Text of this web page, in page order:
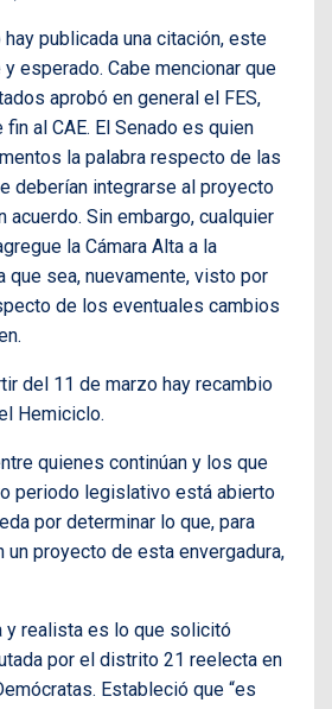
hay publicada una citación, este
esperado. Cabe mencionar que
aprobó en general el FES,
al CAE. El Senado es quien
la palabra respecto de las
deberían integrarse al proyecto
acuerdo. Sin embargo, cualquier
la Cámara Alta a la
que sea, nuevamente, visto por
de los eventuales cambios
del 11 de marzo hay recambio
Hemiciclo.
quienes continúan y los que
periodo legislativo está abierto
por determinar lo que, para
un proyecto de esta envergadura,
y realista es lo que solicitó
por el distrito 21 reelecta en
Estableció que “es